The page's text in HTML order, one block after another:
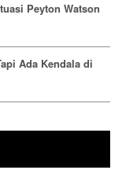
Peyton Watson
Ada Kendala di